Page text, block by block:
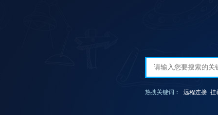
热搜关键词： 远程连接 挂